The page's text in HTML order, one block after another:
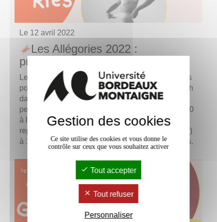
Le 12 avril 2022
Les Allégories 2022 :
programme du 12 avril
Le festival Les Allégories vous donne rendez-vous
pour le concert de la chorale du personnel dès 18h
dans l'amphi 700, puis autour de "Sans titre 2", la
performance filmée de Bérangère Laplace à 18h30
à la Maison des arts puis à la seconde
représentation de "Nuit d'émeutes" (atelier théâtre)
à 19h30, sur inscription. Gratuit et ouvert à tou·te·s.
Gestion des cookies
Ce site utilise des cookies et vous donne le
contrôle sur ceux que vous souhaitez activer
Tout accepter
Tout refuser
Personnaliser